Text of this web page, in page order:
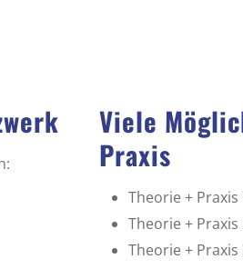
Viele
Praxis
Theorie +
Theorie +
Theorie +